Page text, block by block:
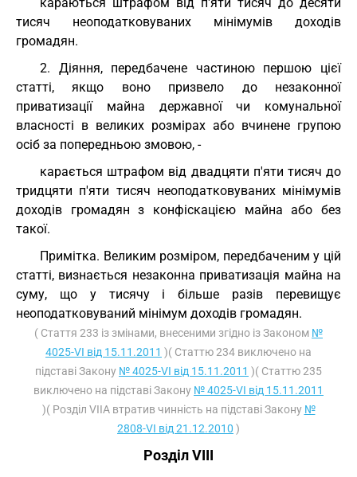
тисяч неоподатковуваних мінімумів доходів
громадян.
2. Діяння, передбачене частиною першою цієї
статті, якщо воно призвело до незаконної
приватизації майна державної чи комунальної
власності в великих розмірах або вчинене групою
осіб за попередньою змовою, -
карається штрафом від двадцяти п'яти тисяч до
тридцяти п'яти тисяч неоподатковуваних мінімумів
доходів громадян з конфіскацією майна або без
такої.
Примітка. Великим розміром, передбаченим у цій
статті, визнається незаконна приватизація майна на
суму, що у тисячу і більше разів перевищує
неоподатковуваний мінімум доходів громадян.
( Стаття 233 із змінами, внесеними згідно із Законом №
4025-VI від 15.11.2011 )( Статтю 234 виключено на
підставі Закону № 4025-VI від 15.11.2011 )( Статтю 235
виключено на підставі Закону № 4025-VI від 15.11.2011
)( Розділ VIIА втратив чинність на підставі Закону №
2808-VI від 21.12.2010 )
Розділ VIII